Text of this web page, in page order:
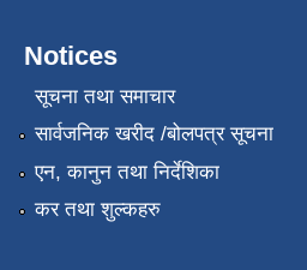
Notices
सूचना तथा समाचार
सार्वजनिक खरीद /बोलपत्र सूचना
एन, कानुन तथा निर्देशिका
कर तथा शुल्कहरु